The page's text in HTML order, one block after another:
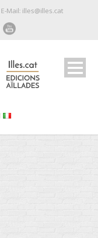
E-Mail: illes@illes.cat